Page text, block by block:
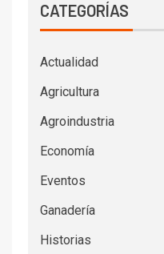
CATEGORÍAS
Actualidad
Agricultura
Agroindustria
Economía
Eventos
Ganadería
Historias